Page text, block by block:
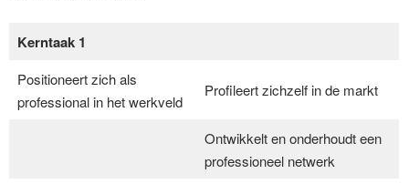
Kerntaak 1
Positioneert zich als
professional in het werkveld
Profileert zichzelf in de markt
Ontwikkelt en onderhoudt een
professioneel netwerk